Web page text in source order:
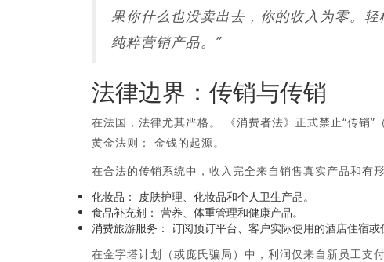
果你什么也没卖出去，你的收入为零。
纯粹营销产品。”
法律边界：传销与传销
在法国，法律尤其严格。 《消费者法》正式禁止“传销”（
黄金法则： 金钱的起源。
在合法的传销系统中，收入完全来自销售真实产品和有
化妆品： 皮肤护理、化妆品和个人卫生产品。
食品补充剂： 营养、体重管理和健康产品。
消费旅游服务： 订阅预订平台、客户实际使用的酒店住宿或
在金字塔计划（或庞氏骗局）中，利润仅来自新员工支